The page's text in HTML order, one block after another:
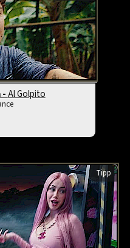
-Al Golpito
Tipp